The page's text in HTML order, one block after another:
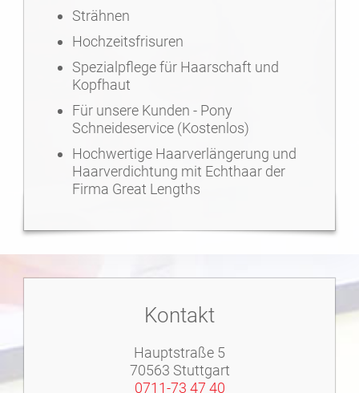
Strähnen
Hochzeitsfrisuren
Spezialpflege für Haarschaft und
Kopfhaut
Für unsere Kunden - Pony
Schneideservice (Kostenlos)
Hochwertige Haarverlängerung und
Haarverdichtung mit Echthaar der
Firma Great Lengths
Kontakt
Hauptstraße 5
70563 Stuttgart
0711-73 47 40